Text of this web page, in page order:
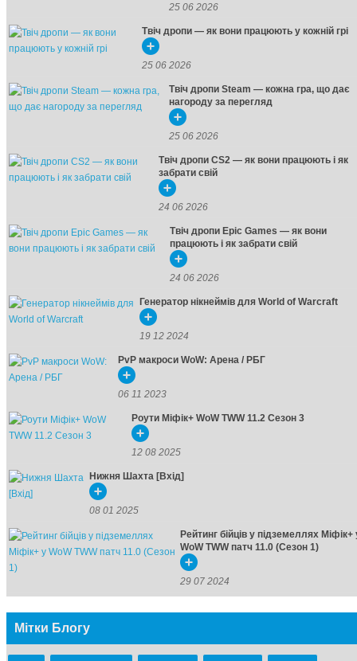
25 06 2026
Твіч дропи — як вони працюють у кожній грі
25 06 2026
Твіч дропи Steam — кожна гра, що дає
нагороду за перегляд
25 06 2026
Твіч дропи CS2 — як вони працюють і як
забрати свій
24 06 2026
Твіч дропи Epic Games — як вони
працюють і як забрати свій
24 06 2026
Генератор нікнеймів для World of Warcraft
19 12 2024
PvP макроси WoW: Арена / РБГ
06 11 2023
Роути Міфік+ WoW TWW 11.2 Сезон 3
12 08 2025
Нижня Шахта [Вхід]
08 01 2025
Рейтинг бійців у підземеллях Міфік+
WoW TWW патч 11.0 (Сезон 1)
29 07 2024
Мітки Блогу